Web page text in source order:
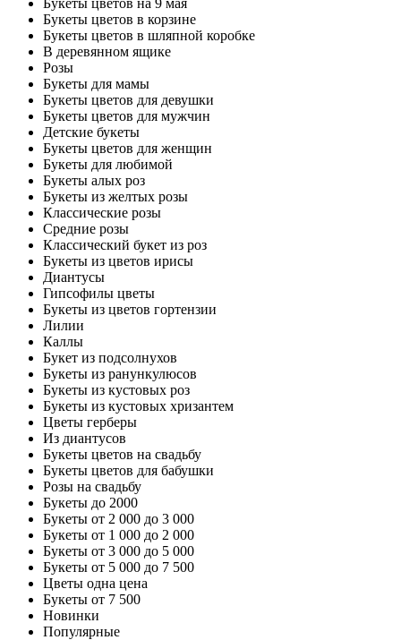
Букеты цветов на 9 мая
Букеты цветов в корзине
Букеты цветов в шляпной коробке
В деревянном ящике
Розы
Букеты для мамы
Букеты цветов для девушки
Букеты цветов для мужчин
Детские букеты
Букеты цветов для женщин
Букеты для любимой
Букеты алых роз
Букеты из желтых розы
Классические розы
Средние розы
Классический букет из роз
Букеты из цветов ирисы
Диантусы
Гипсофилы цветы
Букеты из цветов гортензии
Лилии
Каллы
Букет из подсолнухов
Букеты из ранункулюсов
Букеты из кустовых роз
Букеты из кустовых хризантем
Цветы герберы
Из диантусов
Букеты цветов на свадьбу
Букеты цветов для бабушки
Розы на свадьбу
Букеты до 2000
Букеты от 2 000 до 3 000
Букеты от 1 000 до 2 000
Букеты от 3 000 до 5 000
Букеты от 5 000 до 7 500
Цветы одна цена
Букеты от 7 500
Новинки
Популярные